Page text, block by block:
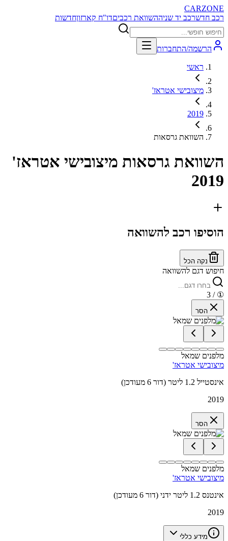
CARZONE
רכב חדשרכב יד שניההשוואת רכביםדו"ח קארזוןחדשות
הרשמה/התחברות
ראשי
מיצובישי אטראז'
2019
השוואת גרסאות
השוואת גרסאות מיצובישי אטראז'
2019
הוסיפו רכב להשוואה
נקה הכל
חיפוש דגם להשוואה
①
/ 3
הסר
מלפנים שמאל
מיצובישי אטראז'
אינסטייל 1.2 ליטר (דור 6 מעודכן)
2019
הסר
מלפנים שמאל
מיצובישי אטראז'
אינטנס 1.2 ליטר ידני (דור 6 מעודכן)
2019
מידע כללי